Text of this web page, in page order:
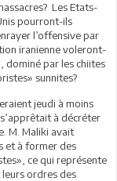
Les Etats-
pourront-ils
l’offensive par
iranienne voleront-
dominé par les chiites
sunnites?
jeudi à moins
à décréter
M. Maliki avait
et à former des
ce qui représente
ordres des